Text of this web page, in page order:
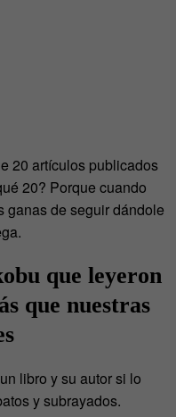
20 artículos publicados
20? Porque cuando
ganas de seguir dándole
que leyeron
que nuestras
libro y su autor si lo
y subrayados.